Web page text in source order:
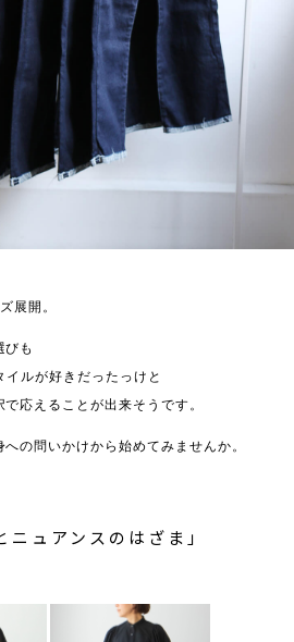
展開。
びも
イルが好きだったっけと
応えることが出来そうです。
の問いかけから始めてみませんか。
ニュアンスのはざま」